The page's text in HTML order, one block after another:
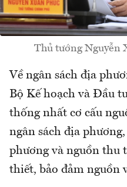
Thủ tướng Nguyễn
Về ngân sách địa
Bộ Kế hoạch và Đầu
thống nhất cơ cấu
ngân sách địa
phương và nguồn thu
thiết, bảo đảm nguồn